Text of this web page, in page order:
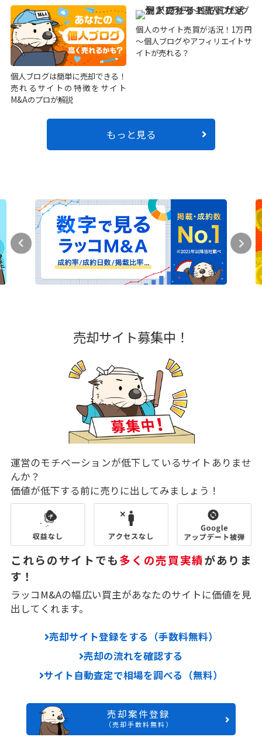
個人ブログは簡単に売却できる！
売れるサイトの特徴をサイト
M&Aのプロが解説
個人のサイト売買が活況！1万円
～個人ブログやアフィリエイトサ
イトが売れる？
もっと見る
売却サイト募集中！
運営のモチベーションが低下しているサイトありませ
んか？
価値が低下する前に売りに出してみましょう！
これらのサイトでも多くの売買実績がありま
す！
ラッコM&Aの幅広い買主があなたのサイトに価値を見
出してくれます。
売却サイト登録をする（手数料無料）
売却の流れを確認する
サイト自動査定で相場を調べる（無料）
売却案件登録
（売却手数料無料）